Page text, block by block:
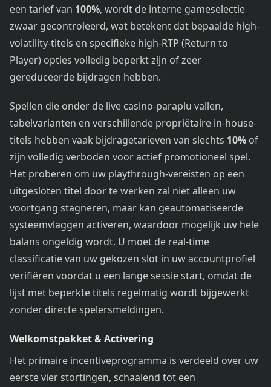
een tarief van 100%, wordt de interne gameselectie
zwaar gecontroleerd, wat betekent dat bepaalde high-
volatility-titels en specifieke high-RTP (Return to
Player) opties volledig beperkt zijn of zeer
gereduceerde bijdragen hebben.
Spellen die onder de live casino-paraplu vallen,
tabelvarianten en verschillende propriëtaire in-house-
titels hebben vaak bijdragetarieven van slechts 10% of
zijn volledig verboden voor actief promotioneel spel.
Het proberen om uw playthrough-vereisten op een
uitgesloten titel door te werken zal niet alleen uw
voortgang stagneren, maar kan geautomatiseerde
systeemvlaggen activeren, waardoor mogelijk uw hele
balans ongeldig wordt. U moet de real-time
classificatie van uw gekozen slot in uw accountprofiel
verifiëren voordat u een lange sessie start, omdat de
lijst met beperkte titels regelmatig wordt bijgewerkt
zonder directe spelersmeldingen.
Welkomstpakket & Activering
Het primaire incentiveprogramma is verdeeld over uw
eerste vier stortingen, schaalend tot een